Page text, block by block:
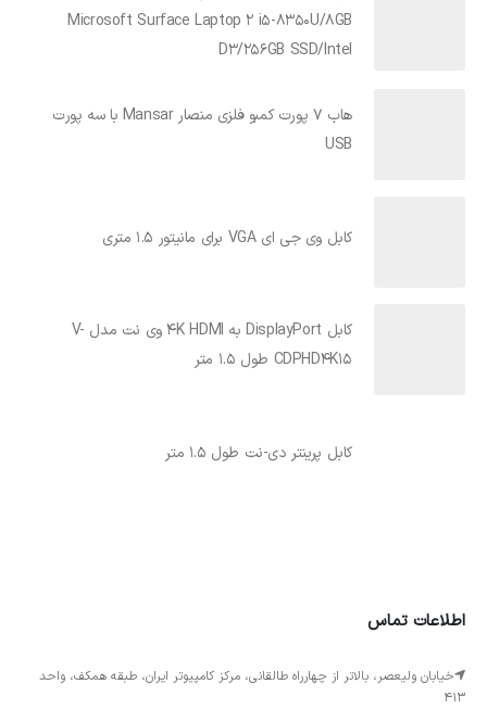
Microsoft Surface Laptop 2 i5-8350U/8GB
D3/256GB SSD/Intel
هاب 7 پورت کمبو فلزی منصار Mansar با سه پورت
USB
کابل وی جی ای VGA برای مانیتور 1.5 متری
کابل DisplayPort به 4K HDMI وی نت مدل V-
CDPHD4K15 طول 1.5 متر
کابل پرینتر دی-نت طول 1.5 متر
اطلاعات تماس
خیابان ولیعصر، بالاتر از چهارراه طالقانی، مرکز کامپیوتر ایران، طبقه همکف، واحد
413